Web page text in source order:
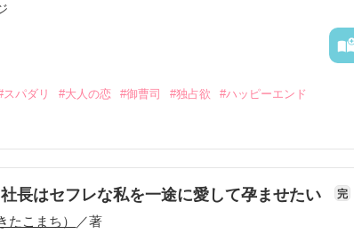
スパダリ #大人の恋 #御曹司 #独占欲 #ハッピーエンド
係は壊れてしまう。
長はセフレな私を一途に愛して孕ませたい 完
たこまち） ／著